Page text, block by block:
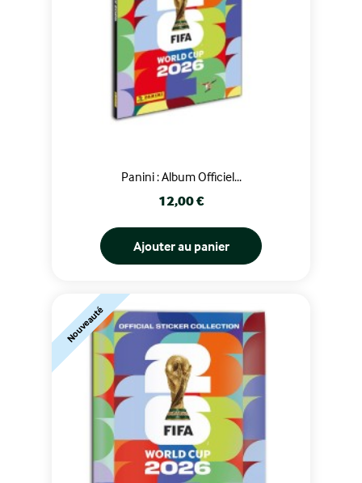
Panini : Album Officiel...
Prix
12,00 €
Ajouter au panier
Nouveauté